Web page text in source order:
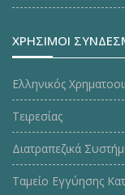
ΧΡΗΣΙΜΟΙ
Ελληνικός
Τειρεσίας
Διατραπεζικά
Ταμείο Εγγύησης